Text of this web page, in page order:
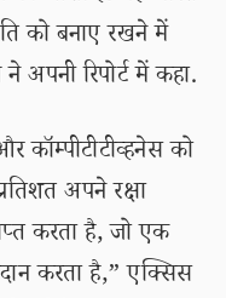
को बनाए रखने में
अपनी रिपोर्ट में कहा.
कॉम्पीटीटीव्हनेस को
अपने रक्षा
करता है, जो एक
करता है,” एक्सिस